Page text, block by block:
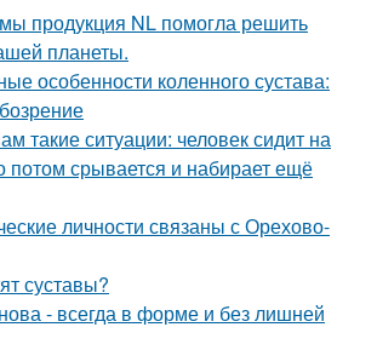
продукция NL помогла решить
планеты.
особенности коленного сустава:
такие ситуации: человек сидит на
потом срывается и набирает ещё
личности связаны с Орехово-
суставы?
- всегда в форме и без лишней